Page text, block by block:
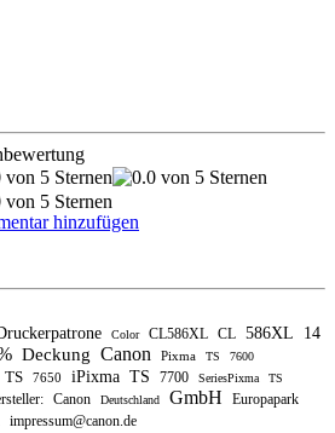
hinzufügen
Color CL586XL CL 586XL 14
Deckung Canon Pixma TS 7600
TS 7650 iPixma TS 7700 SeriesPixma TS
Canon Deutschland GmbH Europapark
impressum@canon.de